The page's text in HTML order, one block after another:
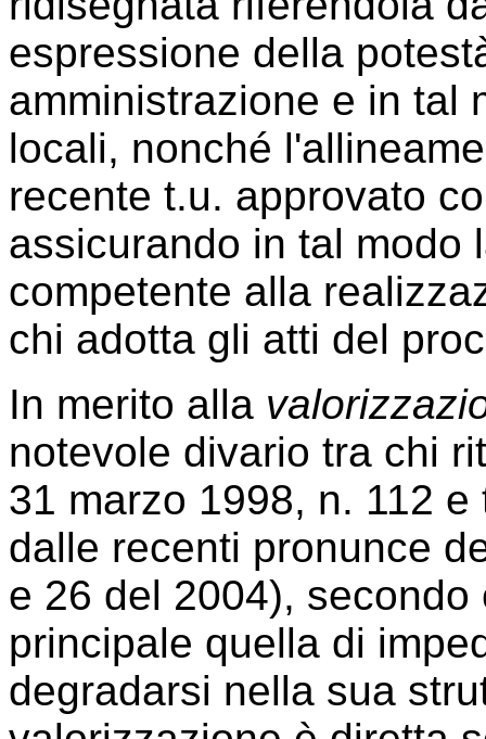
espressione della
amministrazione e in tal
locali, nonché
recente t.u. approvato
assicurando in tal modo
competente alla
chi adotta gli atti del
In merito alla
notevole divario tra chi
31 marzo 1998, n. 112
dalle recenti pronunce
e 26 del 2004),
principale quella di
degradarsi nella sua